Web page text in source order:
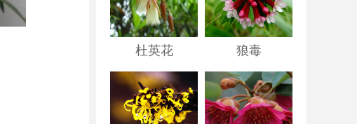
杜英花 狼毒